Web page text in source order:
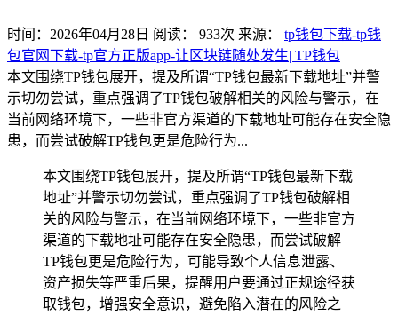
时间：2026年04月28日 阅读： 933次 来源： tp钱包下载-tp钱
包官网下载-tp官方正版app-让区块链随处发生| TP钱包
本文围绕TP钱包展开，提及所谓“TP钱包最新下载地址”并警
示切勿尝试，重点强调了TP钱包破解相关的风险与警示，在
当前网络环境下，一些非官方渠道的下载地址可能存在安全隐
患，而尝试破解TP钱包更是危险行为...
本文围绕TP钱包展开，提及所谓“TP钱包最新下载
地址”并警示切勿尝试，重点强调了TP钱包破解相
关的风险与警示，在当前网络环境下，一些非官方
渠道的下载地址可能存在安全隐患，而尝试破解
TP钱包更是危险行为，可能导致个人信息泄露、
资产损失等严重后果，提醒用户要通过正规途径获
取钱包，增强安全意识，避免陷入潜在的风险之